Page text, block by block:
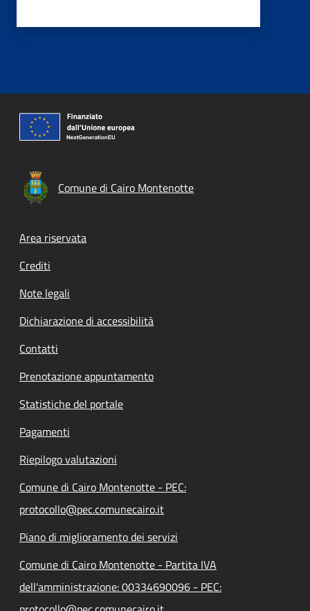
Comune di Cairo Montenotte
Footer menu
Area riservata
Crediti
Note legali
Dichiarazione di accessibilità
Contatti
Prenotazione appuntamento
Statistiche del portale
Pagamenti
Riepilogo valutazioni
Comune di Cairo Montenotte - PEC:
protocollo@pec.comunecairo.it
Piano di miglioramento dei servizi
Comune di Cairo Montenotte - Partita IVA
dell'amministrazione: 00334690096 - PEC: